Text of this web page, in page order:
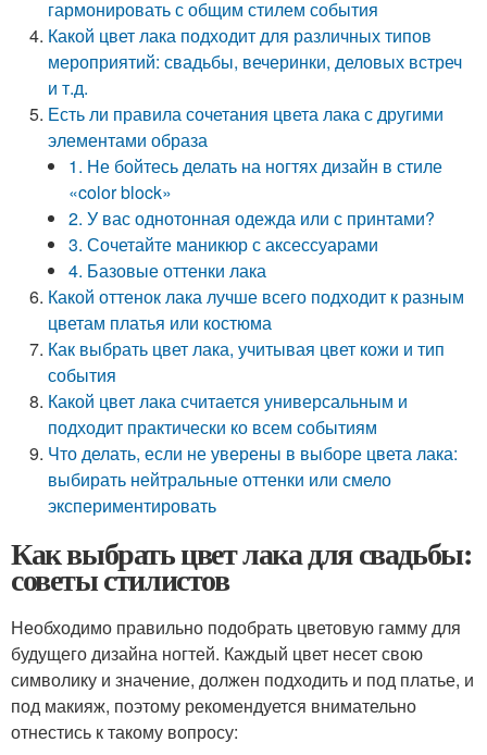
гармонировать с общим стилем события
Какой цвет лака подходит для различных типов
мероприятий: свадьбы, вечеринки, деловых встреч
и т.д.
Есть ли правила сочетания цвета лака с другими
элементами образа
1. Не бойтесь делать на ногтях дизайн в стиле
«color block»
2. У вас однотонная одежда или с принтами?
3. Сочетайте маникюр с аксессуарами
4. Базовые оттенки лака
Какой оттенок лака лучше всего подходит к разным
цветам платья или костюма
Как выбрать цвет лака, учитывая цвет кожи и тип
события
Какой цвет лака считается универсальным и
подходит практически ко всем событиям
Что делать, если не уверены в выборе цвета лака:
выбирать нейтральные оттенки или смело
экспериментировать
Как выбрать цвет лака для свадьбы:
советы стилистов
Необходимо правильно подобрать цветовую гамму для
будущего дизайна ногтей. Каждый цвет несет свою
символику и значение, должен подходить и под платье, и
под макияж, поэтому рекомендуется внимательно
отнестись к такому вопросу: